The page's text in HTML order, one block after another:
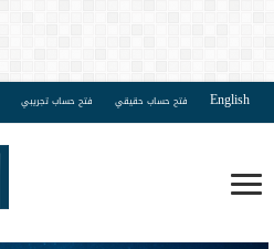
English فتح حساب حقيقي فتح حساب تجريبي